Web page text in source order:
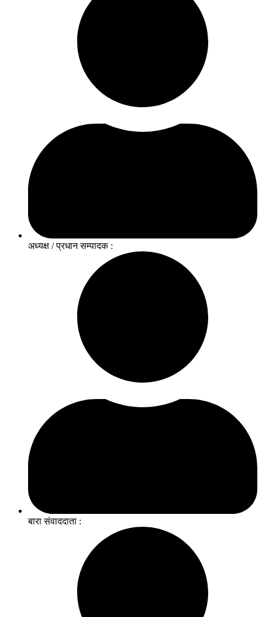
अध्यक्ष / प्रधान सम्पादक :
बारा संवाददाता :